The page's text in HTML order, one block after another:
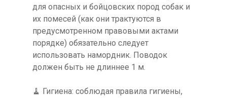
для опасных и бойцовских пород собак и
их помесей (как они трактуются в
предусмотренном правовыми актами
порядке) обязательно следует
использовать намордник. Поводок
должен быть не длиннее 1 м.
🧹 Гигиена: соблюдая правила гигиены,